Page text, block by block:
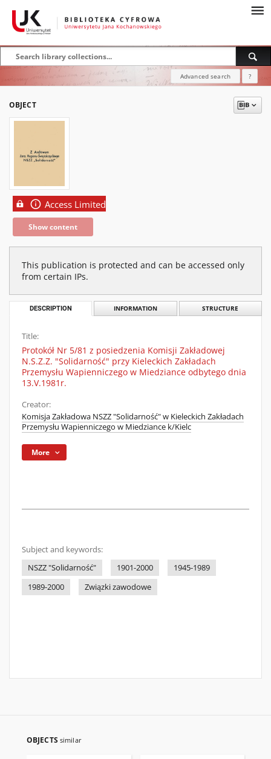
Advanced search ?
OBJECT
Access Limited
Show content
This publication is protected and can be accessed only
from certain IPs.
DESCRIPTION INFORMATION STRUCTURE
Title:
Protokół Nr 5/81 z posiedzenia Komisji Zakładowej
N.S.Z.Z. "Solidarność" przy Kieleckich Zakładach
Przemysłu Wapienniczego w Miedziance odbytego dnia
13.V.1981r.
Creator:
Komisja Zakładowa NSZZ "Solidarność" w Kieleckich Zakładach
Przemysłu Wapienniczego w Miedziance k/Kielc
More
Subject and keywords:
NSZZ "Solidarność"
1901-2000
1945-1989
1989-2000
Związki zawodowe
OBJECTS similar